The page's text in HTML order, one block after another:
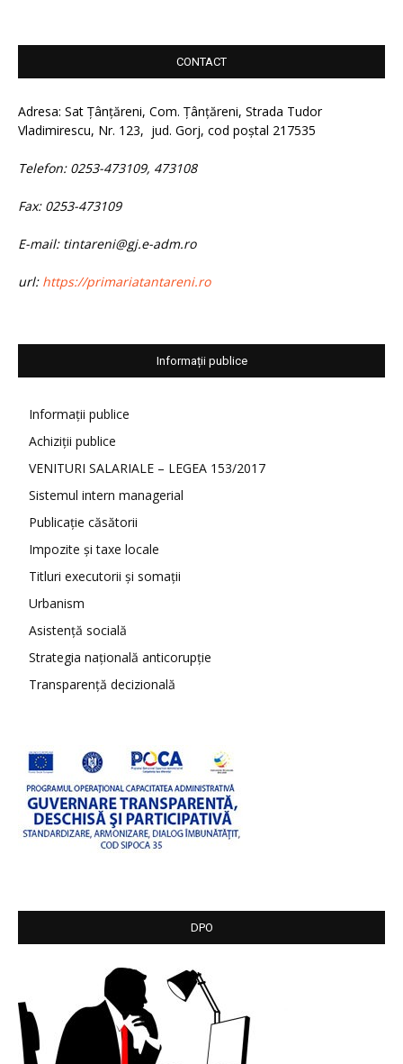
CONTACT
Adresa: Sat Țânțăreni, Com. Țânțăreni, Strada Tudor
Vladimirescu, Nr. 123, jud. Gorj, cod poștal 217535
Telefon: 0253-473109, 473108
Fax: 0253-473109
E-mail: tintareni@gj.e-adm.ro
url: https://primariatantareni.ro
Informații publice
Informații publice
Achiziții publice
VENITURI SALARIALE – LEGEA 153/2017
Sistemul intern managerial
Publicație căsătorii
Impozite și taxe locale
Titluri executorii și somații
Urbanism
Asistență socială
Strategia națională anticorupție
Transparență decizională
DPO